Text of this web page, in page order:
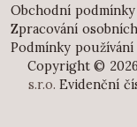
Obchodní podmínky
Zpracování
Podmínky používání
Copyright © 2026
s.r.o. Evidenční